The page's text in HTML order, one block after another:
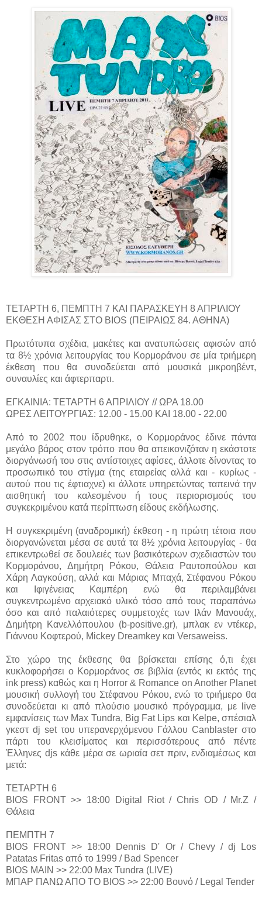
ΤΕΤΑΡΤΗ 6, ΠΕΜΠΤΗ 7 KAI ΠΑΡΑΣΚΕΥΗ 8 ΑΠΡΙΛΙΟΥ
ΕΚΘΕΣΗ ΑΦΙΣΑΣ ΣΤΟ BIOS (ΠΕΙΡΑΙΩΣ 84. ΑΘΗΝΑ)
Πρωτότυπα σχέδια, μακέτες και ανατυπώσεις αφισών από
τα 8½ χρόνια λειτουργίας του Κορμοράνου σε μία τριήμερη
έκθεση που θα συνοδεύεται από μουσικά μικροηβέντ,
συναυλίες και άφτερπαρτι.
ΕΓΚΑΙΝΙΑ: ΤΕΤΑΡΤΗ 6 ΑΠΡΙΛΙΟΥ // ΩΡΑ 18.00
ΩΡΕΣ ΛΕΙΤΟΥΡΓΙΑΣ: 12.00 - 15.00 ΚΑΙ 18.00 - 22.00
Από το 2002 που ίδρυθηκε, ο Κορμοράνος έδινε πάντα
μεγάλο βάρος στον τρόπο που θα απεικονιζόταν η εκάστοτε
διοργάνωσή του στις αντίστοιχες αφίσες, άλλοτε δίνοντας το
προσωπικό του στίγμα (της εταιρείας αλλά και - κυρίως -
αυτού που τις έφτιαχνε) κι άλλοτε υπηρετώντας ταπεινά την
αισθητική του καλεσμένου ή τους περιορισμούς του
συγκεκριμένου κατά περίπτωση είδους εκδήλωσης.
Η συγκεκριμένη (αναδρομική) έκθεση - η πρώτη τέτοια που
διοργανώνεται μέσα σε αυτά τα 8½ χρόνια λειτουργίας - θα
επικεντρωθεί σε δουλειές των βασικότερων σχεδιαστών του
Κορμοράνου, Δημήτρη Ρόκου, Θάλεια Ραυτοπούλου και
Χάρη Λαγκούση, αλλά και Μάριας Μπαχά, Στέφανου Ρόκου
και Ιφιγένειας Καμπέρη ενώ θα περιλαμβάνει
συγκεντρωμένο αρχειακό υλικό τόσο από τους παραπάνω
όσο και από παλαιότερες συμμετοχές των Ιλάν Μανουάχ,
Δημήτρη Κανελλόπουλου (b-positive.gr), μπλακ εν ντέκερ,
Γιάννου Κοφτερού, Mickey Dreamkey και Versaweiss.
Στο χώρο της έκθεσης θα βρίσκεται επίσης ό,τι έχει
κυκλοφορήσει ο Κορμοράνος σε βιβλία (εντός κι εκτός της
ink press) καθώς και η Horror & Romance on Another Planet
μουσική συλλογή του Στέφανου Ρόκου, ενώ το τριήμερο θα
συνοδεύεται κι από πλούσιο μουσικό πρόγραμμα, με live
εμφανίσεις των Max Tundra, Big Fat Lips και Κelpe, σπέσιαλ
γκεστ dj set του υπερανερχόμενου Γάλλου Canblaster στο
πάρτι του κλεισίματος και περισσότερους από πέντε
Έλληνες djs κάθε μέρα σε ωριαία σετ πριν, ενδιαμέσως και
μετά:
ΤΕΤΑΡΤΗ 6
BIOS FRONT >> 18:00 Digital Riot / Chris OD / Mr.Z /
Θάλεια
ΠΕΜΠΤΗ 7
BIOS FRONT >> 18:00 Dennis D' Or / Chevy / dj Los
Patatas Fritas από το 1999 / Bad Spencer
BIOS MAIN >> 22:00 Max Tundra (LIVE)
ΜΠΑΡ ΠΑΝΩ ΑΠΟ ΤΟ BIOS >> 22:00 Βουνό / Legal Tender